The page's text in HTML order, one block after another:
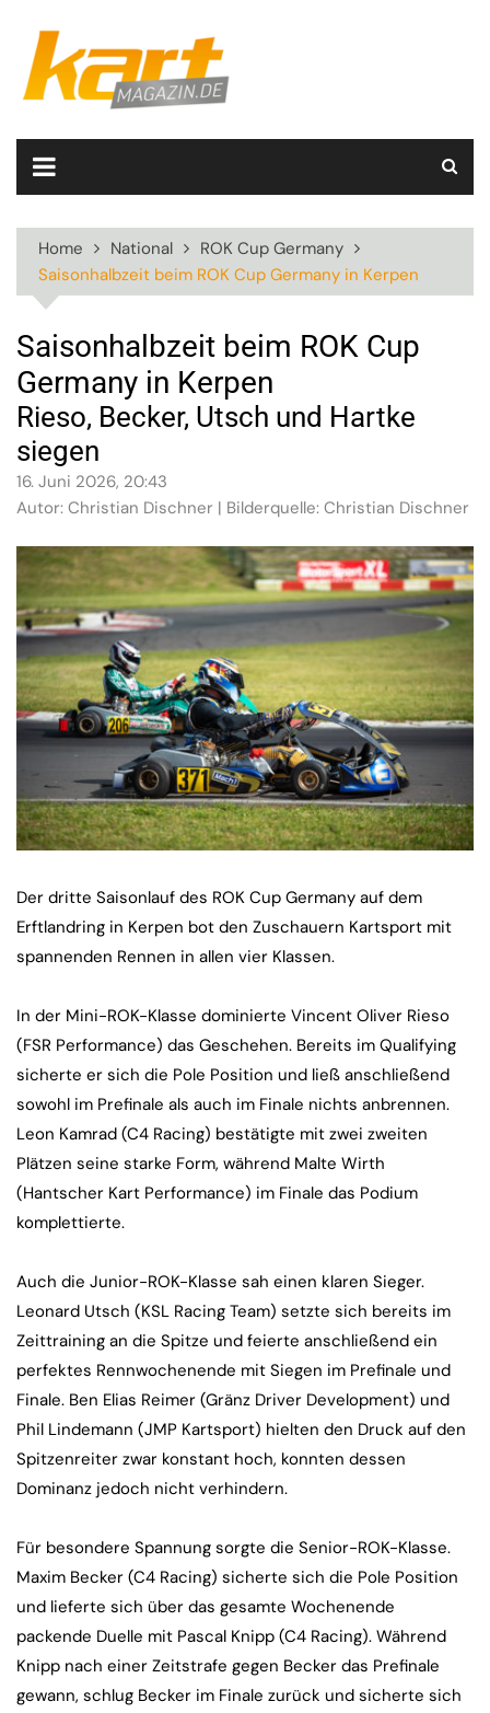
content
Home National
ROK Cup Germany
Saisonhalbzeit beim ROK Cup Germany in Kerpen
Saisonhalbzeit beim ROK Cup
Germany in Kerpen
Rieso, Becker, Utsch und Hartke
siegen
16. Juni 2026, 20:43
Autor: Christian Dischner | Bilderquelle: Christian Dischner
Der dritte Saisonlauf des ROK Cup Germany auf dem
Erftlandring in Kerpen bot den Zuschauern Kartsport mit
spannenden Rennen in allen vier Klassen.
In der Mini-ROK-Klasse dominierte Vincent Oliver Rieso
(FSR Performance) das Geschehen. Bereits im Qualifying
sicherte er sich die Pole Position und ließ anschließend
sowohl im Prefinale als auch im Finale nichts anbrennen.
Leon Kamrad (C4 Racing) bestätigte mit zwei zweiten
Plätzen seine starke Form, während Malte Wirth
(Hantscher Kart Performance) im Finale das Podium
komplettierte.
Auch die Junior-ROK-Klasse sah einen klaren Sieger.
Leonard Utsch (KSL Racing Team) setzte sich bereits im
Zeittraining an die Spitze und feierte anschließend ein
perfektes Rennwochenende mit Siegen im Prefinale und
Finale. Ben Elias Reimer (Gränz Driver Development) und
Phil Lindemann (JMP Kartsport) hielten den Druck auf den
Spitzenreiter zwar konstant hoch, konnten dessen
Dominanz jedoch nicht verhindern.
Für besondere Spannung sorgte die Senior-ROK-Klasse.
Maxim Becker (C4 Racing) sicherte sich die Pole Position
und lieferte sich über das gesamte Wochenende
packende Duelle mit Pascal Knipp (C4 Racing). Während
Knipp nach einer Zeitstrafe gegen Becker das Prefinale
gewann, schlug Becker im Finale zurück und sicherte sich